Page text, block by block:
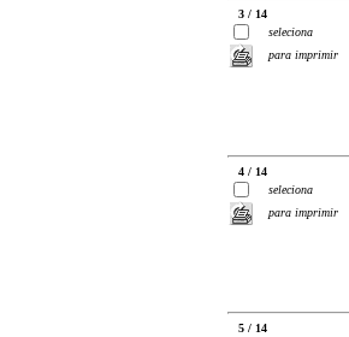
3 / 14
seleciona
para imprimir
4 / 14
seleciona
para imprimir
5 / 14